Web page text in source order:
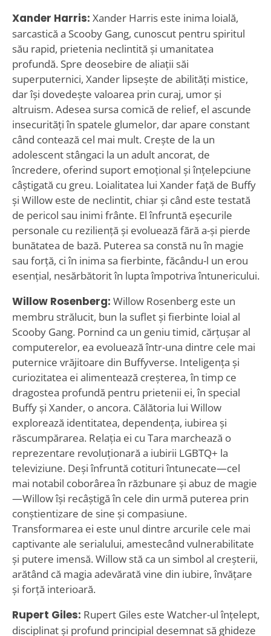
Xander Harris: Xander Harris este inima loială,
sarcastică a Scooby Gang, cunoscut pentru spiritul
său rapid, prietenia neclintită și umanitatea
profundă. Spre deosebire de aliații săi
superputernici, Xander lipsește de abilități mistice,
dar își dovedește valoarea prin curaj, umor și
altruism. Adesea sursa comică de relief, el ascunde
insecurități în spatele glumelor, dar apare constant
când contează cel mai mult. Crește de la un
adolescent stângaci la un adult ancorat, de
încredere, oferind suport emoțional și înțelepciune
câștigată cu greu. Loialitatea lui Xander față de Buffy
și Willow este de neclintit, chiar și când este testată
de pericol sau inimi frânte. El înfruntă eșecurile
personale cu reziliență și evoluează fără a-și pierde
bunătatea de bază. Puterea sa constă nu în magie
sau forță, ci în inima sa fierbinte, făcându-l un erou
esențial, nesărbătorit în lupta împotriva întunericului.
Willow Rosenberg: Willow Rosenberg este un
membru strălucit, bun la suflet și fierbinte loial al
Scooby Gang. Pornind ca un geniu timid, cărțușar al
computerelor, ea evoluează într-una dintre cele mai
puternice vrăjitoare din Buffyverse. Inteligența și
curiozitatea ei alimentează creșterea, în timp ce
dragostea profundă pentru prietenii ei, în special
Buffy și Xander, o ancora. Călătoria lui Willow
explorează identitatea, dependența, iubirea și
răscumpărarea. Relația ei cu Tara marchează o
reprezentare revoluționară a iubirii LGBTQ+ la
televiziune. Deși înfruntă cotituri întunecate—cel
mai notabil coborârea în răzbunare și abuz de magie
—Willow își recâștigă în cele din urmă puterea prin
conștientizare de sine și compasiune.
Transformarea ei este unul dintre arcurile cele mai
captivante ale serialului, amestecând vulnerabilitate
și putere imensă. Willow stă ca un simbol al creșterii,
arătând că magia adevărată vine din iubire, învățare
și forță interioară.
Rupert Giles: Rupert Giles este Watcher-ul înțelept,
disciplinat și profund principial desemnat să ghideze